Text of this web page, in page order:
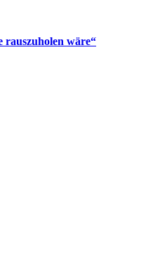
rauszuholen wäre“